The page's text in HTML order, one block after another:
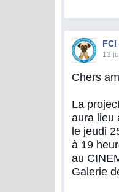
13
Chers
La
aura lieu
le jeudi
à 19
au
Galerie